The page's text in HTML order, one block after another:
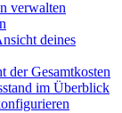
verwalten
deines
der Gesamtkosten
im Überblick